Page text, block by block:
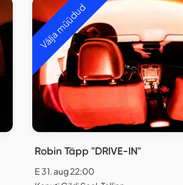
Välja müüdud
Robin Täpp "DRIVE-IN"
E 31. aug 22:00